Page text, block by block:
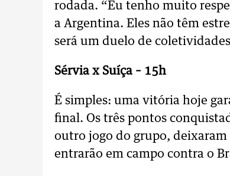
rodada. “Eu tenho muito
a Argentina. Eles não têm
será um duelo de
Sérvia x Suíça – 15h
É simples: uma vitória hoje
final. Os três pontos
outro jogo do grupo, deixaram
entrarão em campo contra o